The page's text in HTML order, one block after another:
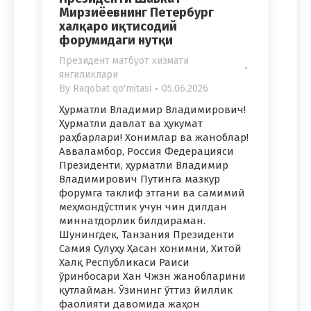
Мирзиёевнинг Петербург
халқаро иқтисодий
форумидаги нутқи
Президент матбуот хизмати
янгиликлари
By Raqobat qo'mitasi 05.06.2026
Ҳурматли Владимир Владимирович!
Ҳурматли давлат ва ҳукумат
раҳбарлари! Хонимлар ва жаноблар!
Авваламбор, Россия Федерацияси
Президенти, ҳурматли Владимир
Владимирович Путинга мазкур
форумга таклиф этгани ва самимий
меҳмондўстлик учун чин дилдан
миннатдорлик билдираман.
Шунингдек, Танзания Президенти
Самия Сулуҳу Ҳасан хонимни, Хитой
Халқ Республикаси Раиси
ўринбосари Хан Чжэн жанобларини
қутлайман. Ўзининг ўттиз йиллик
фаолияти давомида жаҳон